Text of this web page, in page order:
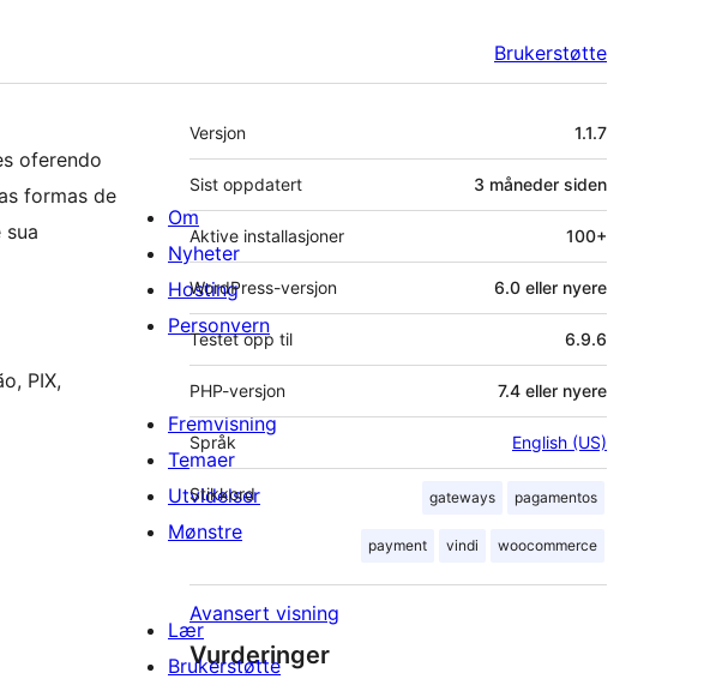
Brukerstøtte
oferendo
formas de
PIX,
Meta
Versjon 1.1.7
Sist oppdatert 3 måneder siden
Aktive installasjoner 100+
WordPress-versjon 6.0 eller nyere
Testet opp til 6.9.6
PHP-versjon 7.4 eller nyere
Språk English (US)
Stikkord gateways pagamentos
payment vindi woocommerce
Avansert visning
Vurderinger
Om
Nyheter
Hosting
Personvern
Fremvisning
Temaer
Utvidelser
Mønstre
Lær
Brukerstøtte